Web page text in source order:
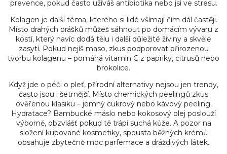
prevence, pokud často užíváš antibiotika nebo jsi ve stresu.
Kolagen je další téma, kterého si lidé všímají čím dál častěji.
Místo drahých prášků můžeš sáhnout po domácím vývaru z
kostí, který navíc dodá tělu i další důležité živiny a skvěle
zasytí. Pokud nejíš maso, zkus podporovat přirozenou
tvorbu kolagenu – pomáhá vitamin C z papriky, citrusů nebo
brokolice.
Když jde o péči o pleť, přírodní alternativy nejsou jen trendy,
často jsou i šetrnější. Místo chemických peelingů zkus
ověřenou klasiku – jemný cukrový nebo kávový peeling.
Hydratace? Bambucké máslo nebo kokosový olej poslouží
výborně, obzvlášť pokud tě trápí suchá kůže. A pozor na
složení kupované kosmetiky, spousta běžných krémů
obsahuje zbytečně moc parfemace a dráždivých látek.